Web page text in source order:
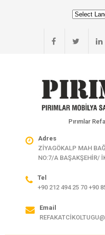
Pırımlar
Adres
ZİYAGÖKALP MAH
NO:7/A BAŞAKŞEHİR/
Tel
+90 212 494 25 70 +90
Email